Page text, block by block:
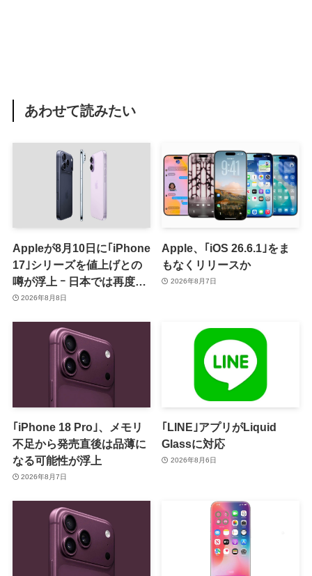
あわせて読みたい
Appleが8月10日に｢iPhone
17｣シリーズを値上げとの
噂が浮上 ｰ 日本では再度値
上げの可能性も?!
2026年8月8日
Apple、｢iOS 26.6.1｣をま
もなくリリースか
2026年8月7日
｢iPhone 18 Pro｣、メモリ
不足から発売直後は品薄に
なる可能性が浮上
2026年8月7日
｢LINE｣アプリがLiquid
Glassに対応
2026年8月6日